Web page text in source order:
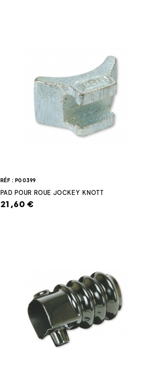
RÉF : P00399
PAD POUR ROUE JOCKEY KNOTT
21,60 €